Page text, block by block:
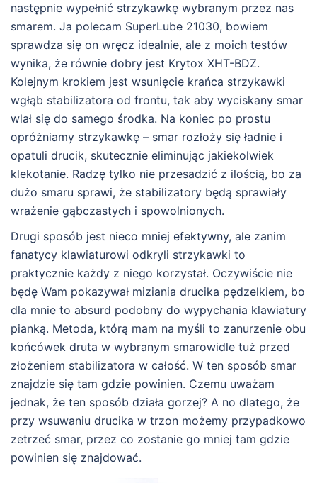
następnie wypełnić strzykawkę wybranym przez nas
smarem. Ja polecam SuperLube 21030, bowiem
sprawdza się on wręcz idealnie, ale z moich testów
wynika, że równie dobry jest Krytox XHT-BDZ.
Kolejnym krokiem jest wsunięcie krańca strzykawki
wgłąb stabilizatora od frontu, tak aby wyciskany smar
wlał się do samego środka. Na koniec po prostu
opróżniamy strzykawkę – smar rozłoży się ładnie i
opatuli drucik, skutecznie eliminując jakiekolwiek
klekotanie. Radzę tylko nie przesadzić z ilością, bo za
dużo smaru sprawi, że stabilizatory będą sprawiały
wrażenie gąbczastych i spowolnionych.
Drugi sposób jest nieco mniej efektywny, ale zanim
fanatycy klawiaturowi odkryli strzykawki to
praktycznie każdy z niego korzystał. Oczywiście nie
będę Wam pokazywał miziania drucika pędzelkiem, bo
dla mnie to absurd podobny do wypychania klawiatury
pianką. Metoda, którą mam na myśli to zanurzenie obu
końcówek druta w wybranym smarowidle tuż przed
złożeniem stabilizatora w całość. W ten sposób smar
znajdzie się tam gdzie powinien. Czemu uważam
jednak, że ten sposób działa gorzej? A no dlatego, że
przy wsuwaniu drucika w trzon możemy przypadkowo
zetrzeć smar, przez co zostanie go mniej tam gdzie
powinien się znajdować.